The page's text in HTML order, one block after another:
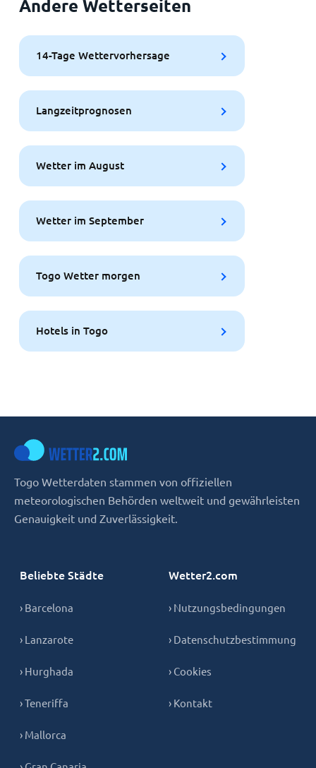
Andere Wetterseiten
14-Tage Wettervorhersage
Langzeitprognosen
Wetter im August
Wetter im September
Togo Wetter morgen
Hotels in Togo
Togo Wetterdaten stammen von offiziellen
meteorologischen Behörden weltweit und gewährleisten
Genauigkeit und Zuverlässigkeit.
Beliebte Städte
› Barcelona
› Lanzarote
› Hurghada
› Teneriffa
› Mallorca
Wetter2.com
› Nutzungsbedingungen
› Datenschutzbestimmung
› Cookies
› Kontakt